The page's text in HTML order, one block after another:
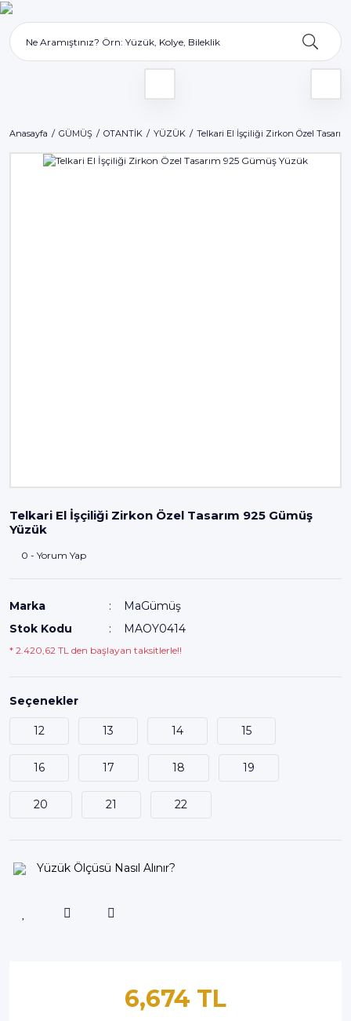
Anasayfa GÜMÜŞ OTANTİK YÜZÜK Telkari El İşçiliği Zirkon Özel
Telkari El İşçiliği Zirkon Özel Tasarım 925 Gümüş
Yüzük
0 - Yorum Yap
Marka
MaGümüş
Stok Kodu
MAOY0414
* 2.420,62 TL den başlayan taksitlerle!!
Seçenekler
12 13 14 15
16 17 18 19
20 21 22
Yüzük Ölçüsü Nasıl Alınır?
6,674 TL